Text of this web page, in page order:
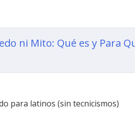
pensar y diseñar usos
y autonomía.
para:
ni Mito: Qué es y Para
para latinos (sin tecnicismos)